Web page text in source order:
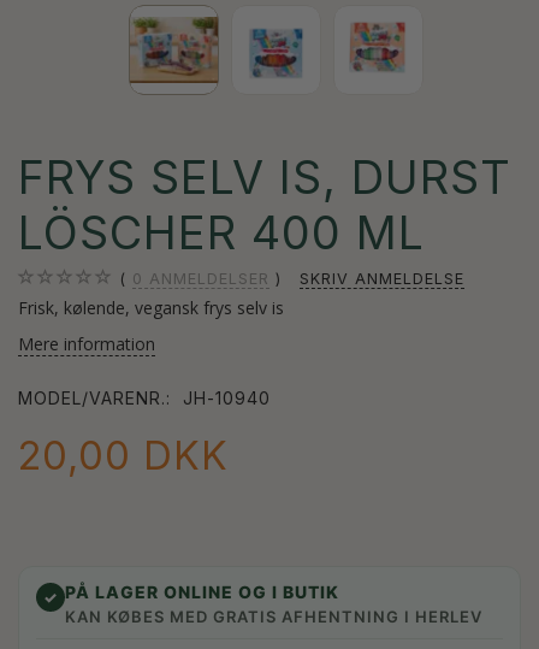
FRYS SELV IS, DURST
LÖSCHER 400 ML
0 ANMELDELSER SKRIV ANMELDELSE
Frisk, kølende, vegansk frys selv is
Mere information
MODEL/VARENR.: JH-10940
20,00 DKK
✓ PÅ LAGER ONLINE OG I BUTIK
KAN KØBES MED GRATIS AFHENTNING I HERLEV